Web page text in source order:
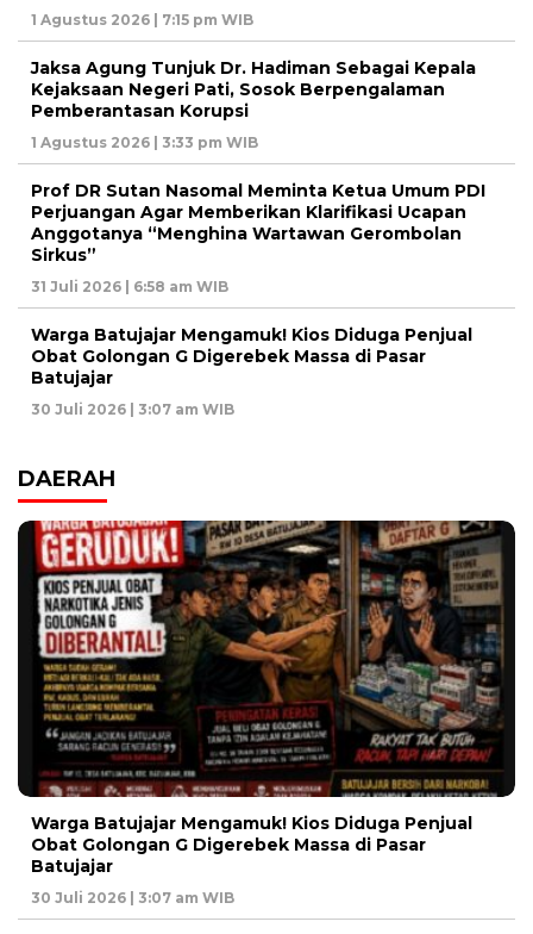
1 Agustus 2026 | 7:15 pm WIB
Jaksa Agung Tunjuk Dr. Hadiman Sebagai Kepala
Kejaksaan Negeri Pati, Sosok Berpengalaman
Pemberantasan Korupsi
1 Agustus 2026 | 3:33 pm WIB
Prof DR Sutan Nasomal Meminta Ketua Umum PDI
Perjuangan Agar Memberikan Klarifikasi Ucapan
Anggotanya “Menghina Wartawan Gerombolan
Sirkus”
31 Juli 2026 | 6:58 am WIB
Warga Batujajar Mengamuk! Kios Diduga Penjual
Obat Golongan G Digerebek Massa di Pasar
Batujajar
30 Juli 2026 | 3:07 am WIB
DAERAH
Warga Batujajar Mengamuk! Kios Diduga Penjual
Obat Golongan G Digerebek Massa di Pasar
Batujajar
30 Juli 2026 | 3:07 am WIB